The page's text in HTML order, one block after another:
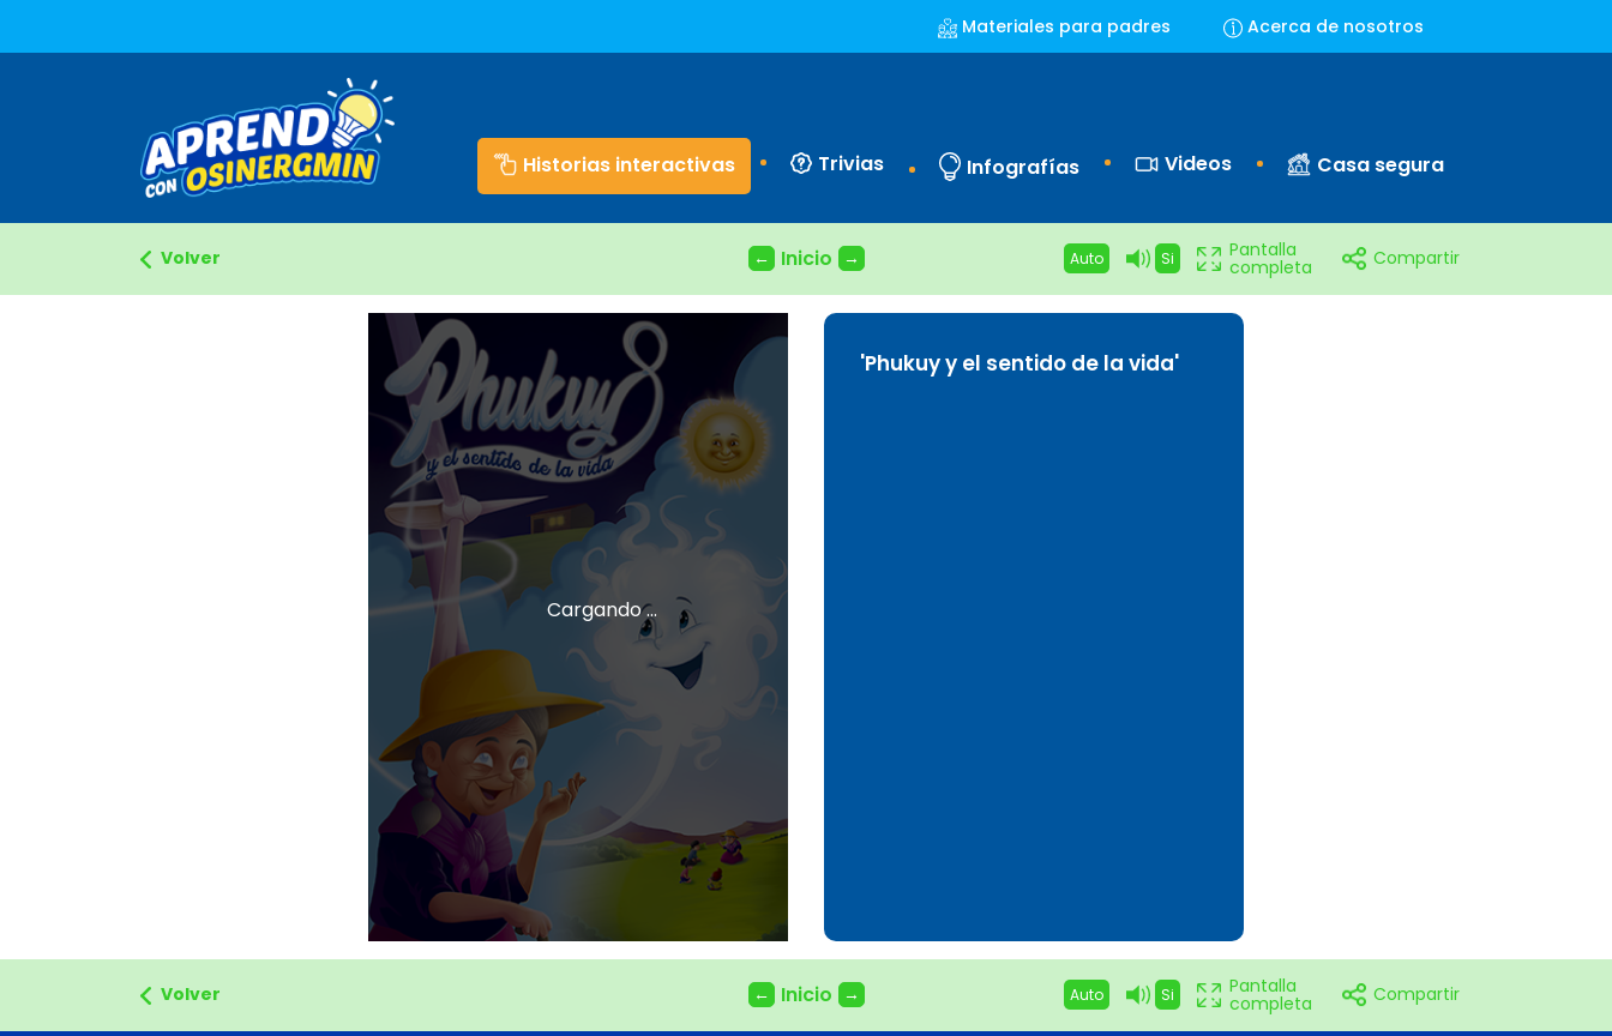
Materiales para padres Acerca de nosotros
Aprendo con Energia
Historias interactivas Trivias Infografías Videos Casa segura
Volver ← Inicio → Auto Si Pantalla
completa Compartir
Cargando ...
'Phukuy y el sentido de la vida'
Volver ← Inicio → Auto Si Pantalla
completa Compartir